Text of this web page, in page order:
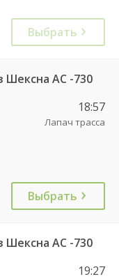
Выбрать
АC -730
18:57
Лапач трасса
Выбрать
АC -730
19:27